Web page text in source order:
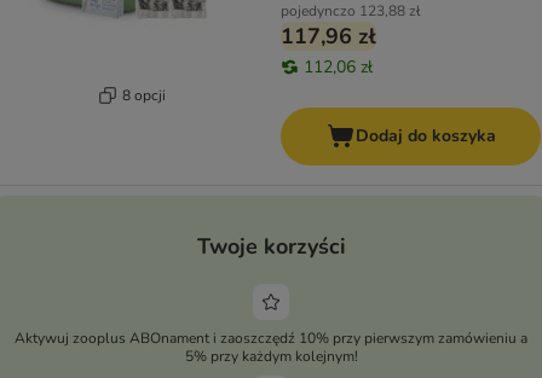
8 opcji
pojedynczo 123,88 zł
117,96 zł
112,06 zł
Dodaj do koszyka
Twoje korzyści
Aktywuj zooplus ABOnament i zaoszczędź 10% przy pierwszym zamówieniu a
5% przy każdym kolejnym!